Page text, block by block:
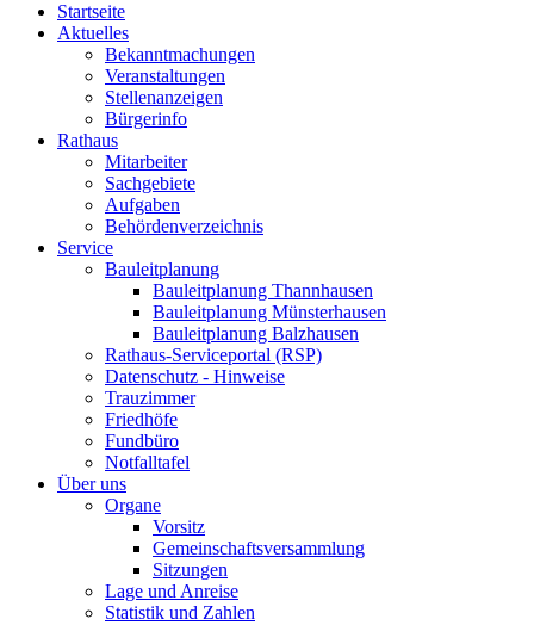
Startseite
Aktuelles
Bekanntmachungen
Veranstaltungen
Stellenanzeigen
Bürgerinfo
Rathaus
Mitarbeiter
Sachgebiete
Aufgaben
Behördenverzeichnis
Service
Bauleitplanung
Bauleitplanung Thannhausen
Bauleitplanung Münsterhausen
Bauleitplanung Balzhausen
Rathaus-Serviceportal (RSP)
Datenschutz - Hinweise
Trauzimmer
Friedhöfe
Fundbüro
Notfalltafel
Über uns
Organe
Vorsitz
Gemeinschaftsversammlung
Sitzungen
Lage und Anreise
Statistik und Zahlen